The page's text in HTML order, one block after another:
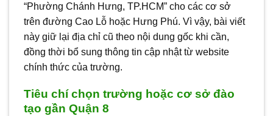
“Phường Chánh Hưng, TP.HCM” cho các cơ sở
trên đường Cao Lỗ hoặc Hưng Phú. Vì vậy, bài viết
này giữ lại địa chỉ cũ theo nội dung gốc khi cần,
đồng thời bổ sung thông tin cập nhật từ website
chính thức của trường.
Tiêu chí chọn trường hoặc cơ sở đào
tạo gần Quận 8